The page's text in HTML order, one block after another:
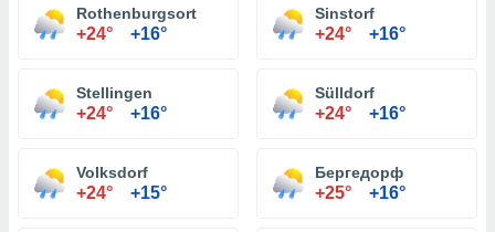
Rothenburgsort
+24° +16°
Sinstorf
+24° +16°
Stellingen
+24° +16°
Sülldorf
+24° +16°
Volksdorf
+24° +15°
Бергедорф
+25° +16°